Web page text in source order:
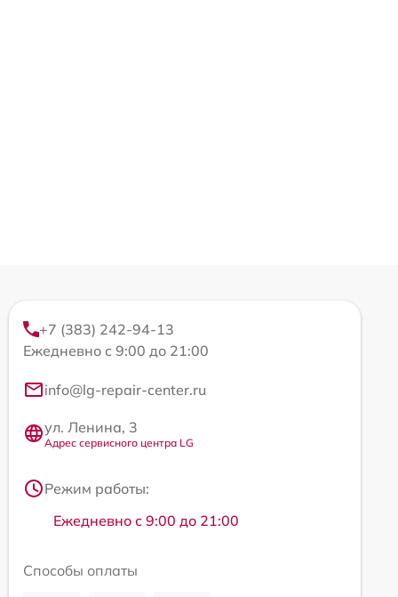
+7 (383) 242-94-13
Ежедневно с 9:00 до 21:00
info@lg-repair-center.ru
ул. Ленина, 3
Адрес сервисного центра LG
Режим работы:
Ежедневно с 9:00 до 21:00
Способы оплаты